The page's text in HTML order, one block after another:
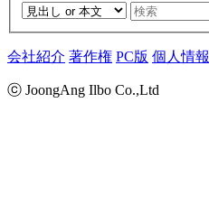
会社紹介 著作権 PC版 個人情報
ⓒ JoongAng Ilbo Co.,Ltd